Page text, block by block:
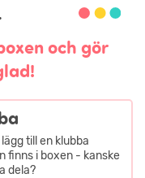
och gör
till en klubba
finns i boxen - kanske
dela?